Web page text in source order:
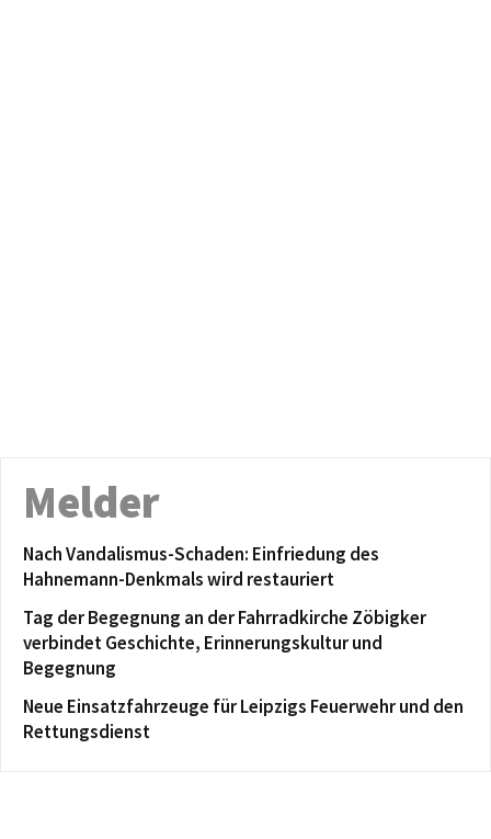
Melder
Nach Vandalismus-Schaden: Einfriedung des
Hahnemann-Denkmals wird restauriert
Tag der Begegnung an der Fahrradkirche Zöbigker
verbindet Geschichte, Erinnerungskultur und
Begegnung
Neue Einsatzfahrzeuge für Leipzigs Feuerwehr und den
Rettungsdienst